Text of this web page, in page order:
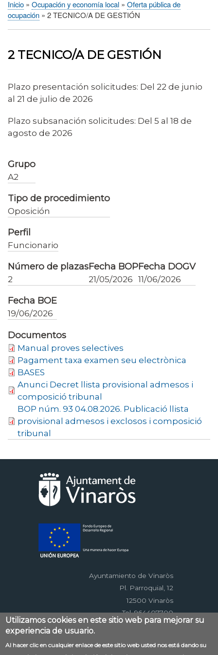
Sobrescribir
ayuda
a
navegación
Inicio Ocupación y economía local
Oferta pública de
ocupación
2 TECNICO/A DE GESTIÓN
2 TECNICO/A DE GESTIÓN
Plazo presentación solicitudes: Del 22 de junio
al 21 de julio de 2026
Plazo subsanación solicitudes: Del 5 al 18 de
agosto de 2026
Grupo
A2
Tipo de procedimiento
Oposición
Perfil
Funcionario
Número de plazas
2
Fecha BOP
21/05/2026
Fecha DOGV
11/06/2026
Fecha BOE
19/06/2026
Documentos
Manual proves selectives
Pagament taxa examen seu electrònica
BASES
Anunci Decret llista provisional admesos i
composició tribunal
BOP núm. 93 04.08.2026. Publicació llista
provisional admesos i exclosos i composició
tribunal
Ayuntamiento de Vinaròs
Pl. Parroquial, 12
12500 Vinaròs
Tel. 964407700
Menú
Contacto Aviso legal Mapa web
Utilizamos cookies en este sitio web para mejorar su
experiencia de usuario.
Al hacer clic en cualquier enlace de este sitio web usted nos está dando su